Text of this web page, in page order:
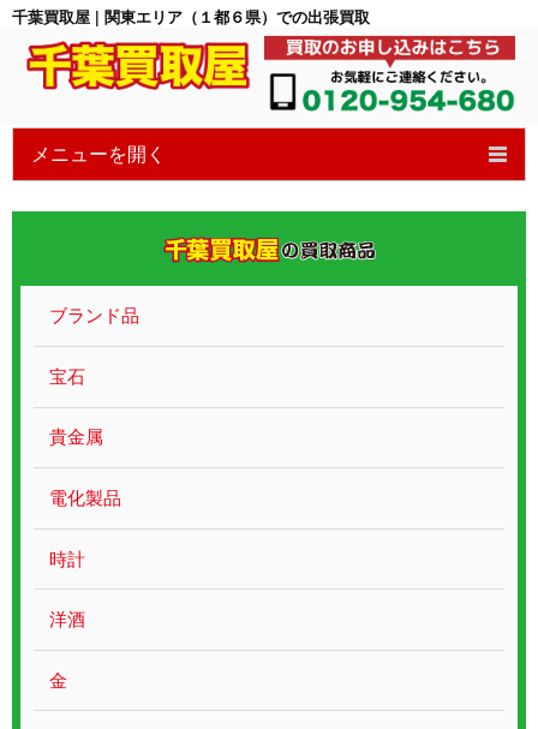
千葉買取屋 | 関東エリア（１都６県）での出張買取
メニューを開く
買取の流れ
買取ブログ
貴金属ブランド
遺品整理
お問い合わせ
ブランド品
宝石
貴金属
電化製品
時計
洋酒
金